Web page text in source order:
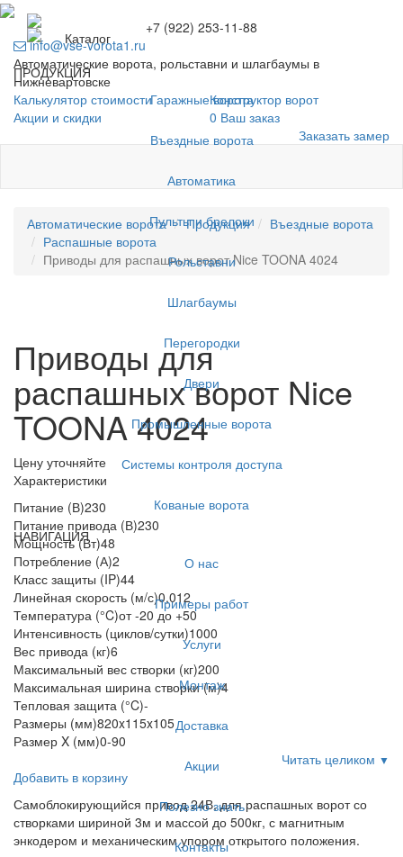
Каталог
ПРОДУКЦИЯ
Гаражные ворота
Въездные ворота
Автоматика
Пульты и брелоки
Рольставни
Шлагбаумы
Перегородки
Двери
Промышленные ворота
Системы контроля доступа
Кованые ворота
НАВИГАЦИЯ
О нас
Примеры работ
Услуги
Монтаж
Доставка
Акции
Полезно знать
Контакты
+7 (922) 253-11-88
info@vse-vorota1.ru
Автоматические ворота, рольставни и шлагбаумы в
Нижневартовске
Калькулятор стоимости
Конструктор ворот
Акции и скидки
0 Ваш заказ
Заказать замер
Автоматические ворота Продукция
Въездные ворота
Распашные ворота
Приводы для распашных ворот Nice TOONA 4024
Приводы для
распашных ворот Nice
TOONA 4024
Цену уточняйте
Характеристики
Питание (В)230
Питание привода (В)230
Мощность (Вт)48
Потребление (А)2
Класс защиты (IP)44
Линейная скорость (м/с)0,012
Температура (°C)от -20 до +50
Интенсивность (циклов/сутки)1000
Вес привода (кг)6
Максимальный вес створки (кг)200
Максимальная ширина створки (м)4
Тепловая защита (°C)-
Размеры (мм)820x115x105
Размер X (мм)0-90
Читать целиком ▼
Добавить в корзину
Самоблокирующийся привод 24В, для распашных ворот со
створками шириной 3м и массой до 500кг, с магнитным
энкодером и механическим упором открытого положения.